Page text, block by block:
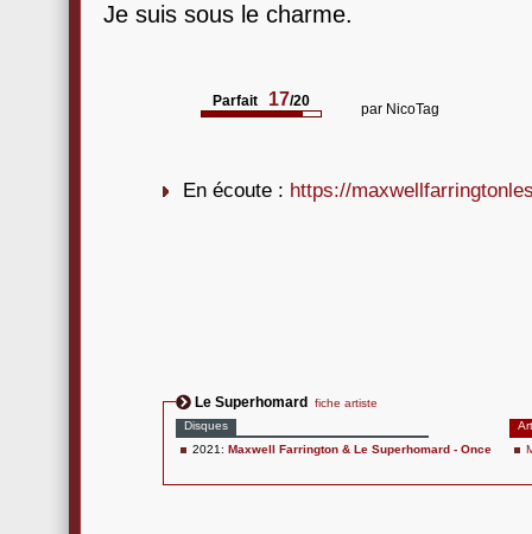
Je suis sous le charme.
Parfait 17/20 par NicoTag
En écoute : https://
Le Superhomard
fiche artiste
Disques
2021: Maxwell Farrington & Le Superhomard - Once